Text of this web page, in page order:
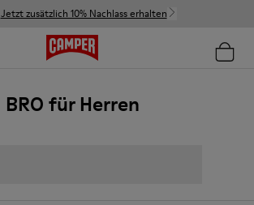
Jetzt zusätzlich 10% Nachlass erhalten
BRO für Herren